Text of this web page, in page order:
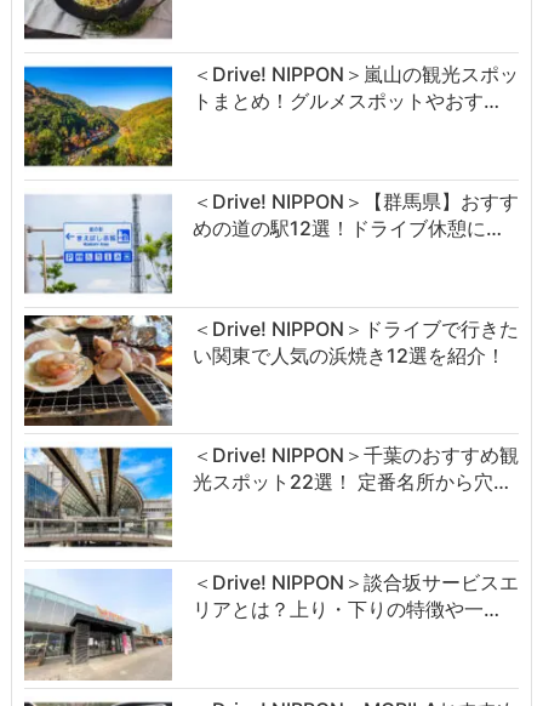
＜Drive! NIPPON＞嵐山の観光スポッ
トまとめ！グルメスポットやおす…
＜Drive! NIPPON＞【群馬県】おすす
めの道の駅12選！ドライブ休憩に…
＜Drive! NIPPON＞ドライブで行きた
い関東で人気の浜焼き12選を紹介！
＜Drive! NIPPON＞千葉のおすすめ観
光スポット22選！ 定番名所から穴…
＜Drive! NIPPON＞談合坂サービスエ
リアとは？上り・下りの特徴や一…